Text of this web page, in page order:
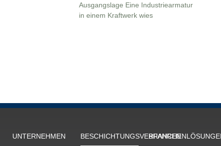
Ausgangslage Eine Industriearmatur
in einem Kraftwerk wies
UNTERNEHMEN BESCHICH­TUNGS­VERFAHREN